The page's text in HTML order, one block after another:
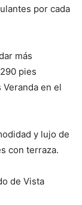
por cada
más
pies
en el
y lujo de
con terraza.
de Vista